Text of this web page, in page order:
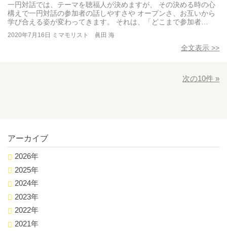
一円対話では、テーマを聴福人が決めますが、 その決める時の心
構えで一円対話の参加者の話しやすさや オープンさ、お互いから
学び合える姿が変わってきます。 それは、「どこまで参加者…
2020年7月16日 ミマモリスト 眞田 海
全文表示 >>
次の10件 »
アーカイブ
2026年
2025年
2024年
2023年
2022年
2021年